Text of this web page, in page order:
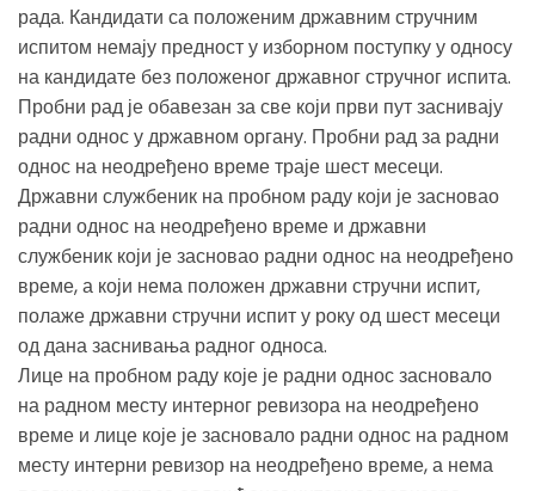
рада. Кандидати са положеним државним стручним
испитом немају предност у изборном поступку у односу
на кандидате без положеног државног стручног испита.
Пробни рад је обавезан за све који први пут заснивају
радни однос у државном органу. Пробни рад за радни
однос на неодређено време траје шест месеци.
Државни службеник на пробном раду који је засновао
радни однос на неодређено време и државни
службеник који је засновао радни однос на неодређено
време, а који нема положен државни стручни испит,
полаже државни стручни испит у року од шест месеци
од дана заснивања радног односа.
Лице на пробном раду које је радни однос засновало
на радном месту интерног ревизора на неодређено
време и лице које је засновало радни однос на радном
месту интерни ревизор на неодређено време, а нема